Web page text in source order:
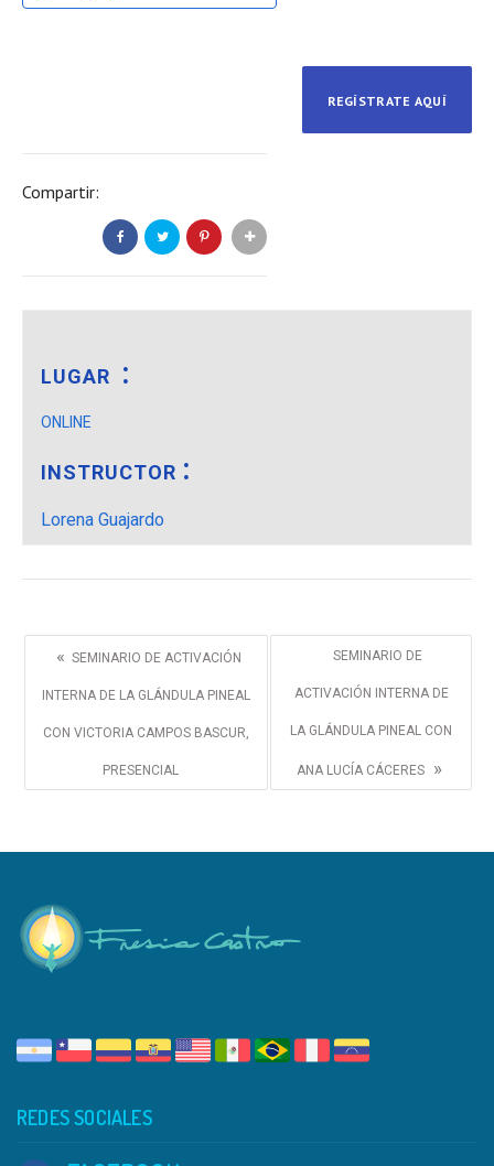
REGÍSTRATE AQUÍ
LUGAR
ONLINE
INSTRUCTOR
Lorena Guajardo
Compartir:
« SEMINARIO DE ACTIVACIÓN
INTERNA DE LA GLÁNDULA PINEAL
CON VICTORIA CAMPOS BASCUR,
PRESENCIAL
SEMINARIO DE
ACTIVACIÓN INTERNA DE
LA GLÁNDULA PINEAL CON
ANA LUCÍA CÁCERES »
REDES SOCIALES